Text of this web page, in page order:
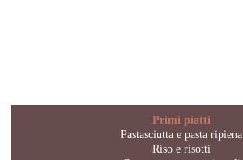
Primi piatti
Pastasciutta e pasta ripiena
Riso e risotti